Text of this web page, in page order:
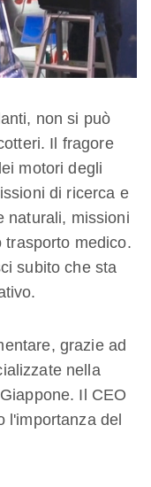
non si può
Il fragore
motori degli
di ricerca e
naturali, missioni
trasporto medico.
subito che sta
grazie ad
nella
Il CEO
l'importanza del